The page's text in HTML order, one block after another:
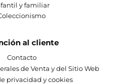
y familiar
al cliente
Contacto
de Venta y del Sitio Web
privacidad y cookies